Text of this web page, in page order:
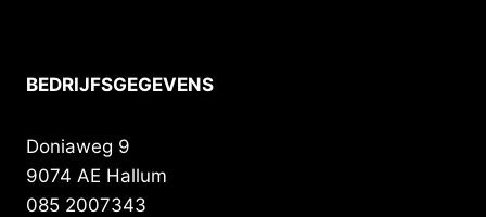
BEDRIJFSGEGEVENS
Doniaweg 9
9074 AE Hallum
085 2007343